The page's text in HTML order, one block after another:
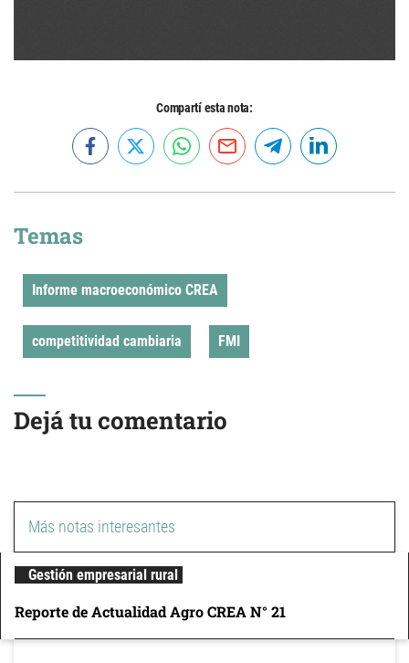
Compartí esta nota:
Temas
Informe macroeconómico CREA
competitividad cambiaria FMI
Dejá tu comentario
Más notas interesantes
Gestión empresarial rural
Reporte de Actualidad Agro CREA N° 21